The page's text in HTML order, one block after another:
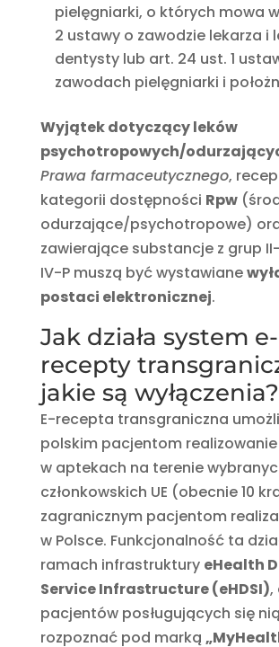
pielęgniarki, o których mowa
2 ustawy o zawodzie lekarza i
dentysty lub art. 24 ust. 1
zawodach pielęgniarki i
Wyjątek dotyczący leków
psychotropowych/
Prawa farmaceutycznego,
kategorii dostępności Rpw
odurzające/psychotropowe)
zawierające substancje z grup
IV-P muszą być wystawiane
postaci elektronicznej.
Jak działa system e-
recepty
jakie są wyłączenia?
E-recepta transgraniczna
polskim pacjentom
w aptekach na terenie
członkowskich UE (obecnie 10
zagranicznym pacjentom
w Polsce. Funkcjonalność ta
ramach infrastruktury eHealth
Service Infrastructure (eHDSI),
pacjentów posługujących się
rozpoznać pod marką